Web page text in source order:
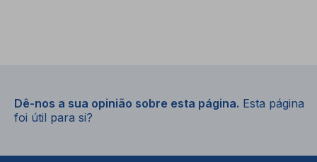
Dê-nos a sua opinião sobre esta página. Esta página
foi útil para si?